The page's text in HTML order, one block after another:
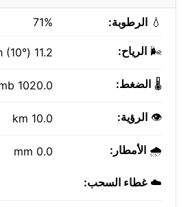
💧 الرطوبة: 71%
🌬️ الرياح: 11.2 kph (10°)
🌡️ الضغط: 1020.0 mb
👁️ الرؤية: 10.0 km
🌧️ الأمطار: 0.0 mm
☁️غطاء السحب: